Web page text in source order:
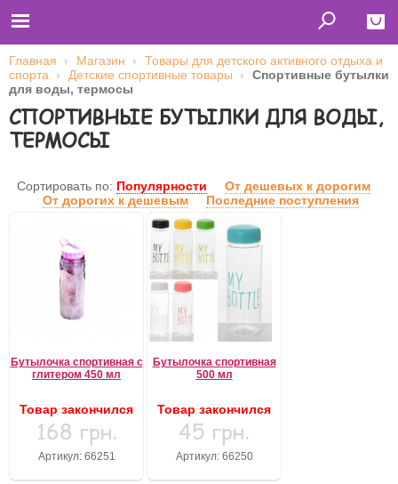
Close
Главная
Футболки
Толстовки (кенгурушки)
Бейсболки
Ветровки
Оплата и доставка
Сотрудничество
Имя пользователя (логин)
Запомнить меня
Забыли пароль?
Забыли имя пользователя (логин)?
Регистрация
Главная Магазин
Товары для детского активного отдыха и
спорта
Детские спортивные товары
Спортивные бутылки
для воды, термосы
СПОРТИВНЫЕ БУТЫЛКИ ДЛЯ ВОДЫ,
ТЕРМОСЫ
Сортировать по: Популярности
От дешевых к дорогим
От дорогих к дешевым
Последние поступления
Бутылочка спортивная с
глитером 450 мл
Товар закончился
168 грн.
Артикул: 66251
Бутылочка спортивная
500 мл
Товар закончился
45 грн.
Артикул: 66250